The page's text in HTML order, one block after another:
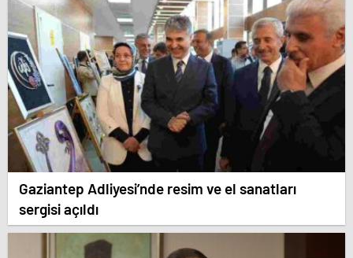
Gaziantep Adliyesi’nde resim ve el sanatları
sergisi açıldı